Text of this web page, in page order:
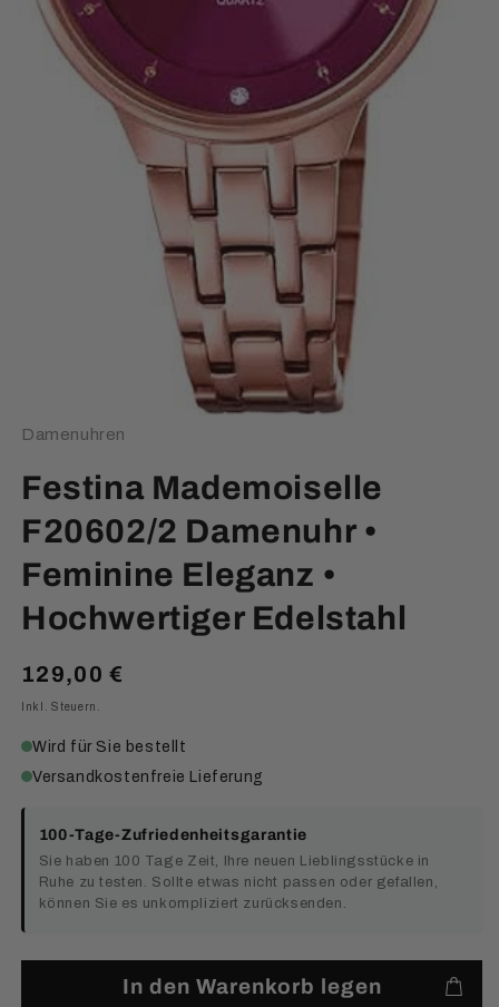
Damenuhren
Festina Mademoiselle
F20602/2 Damenuhr •
Feminine Eleganz •
Hochwertiger Edelstahl
Normaler
129,00 €
Inkl. Steuern.
Wird für Sie bestellt
Versandkostenfreie Lieferung
100-Tage-Zufriedenheitsgarantie
Sie haben 100 Tage Zeit, Ihre neuen Lieblingsstücke in
Ruhe zu testen. Sollte etwas nicht passen oder gefallen,
können Sie es unkompliziert zurücksenden.
In den Warenkorb legen